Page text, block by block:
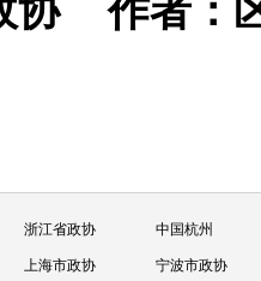
政协作者：
浙江省政协 中国杭州
上海市政协 宁波市政协